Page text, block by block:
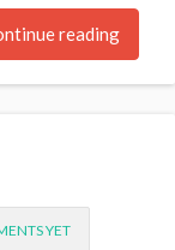
reading
YET